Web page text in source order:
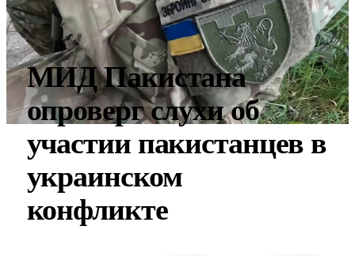
МИД Пакистана
опроверг слухи об
участии пакистанцев в
украинском
конфликте